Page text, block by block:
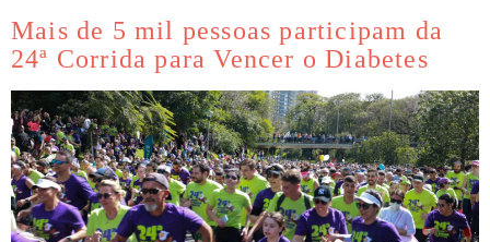
Mais de 5 mil pessoas participam da
24ª Corrida para Vencer o Diabetes